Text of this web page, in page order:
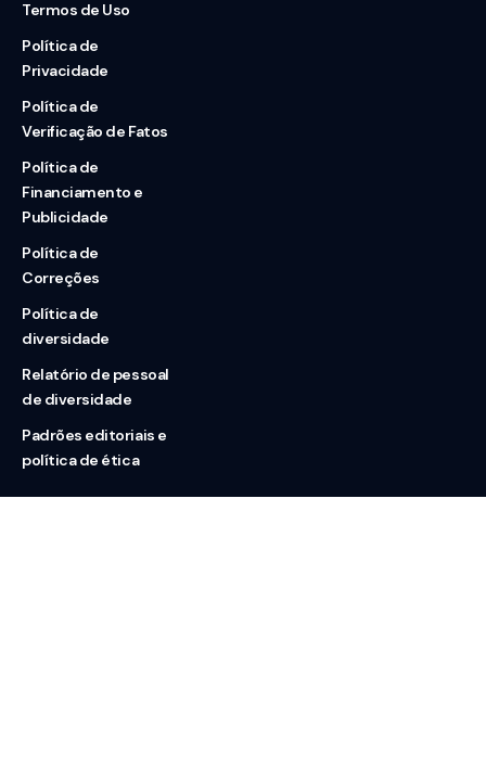
Termos de Uso
Política de
Privacidade
Política de
Verificação de Fatos
Política de
Financiamento e
Publicidade
Política de
Correções
Política de
diversidade
Relatório de pessoal
de diversidade
Padrões editoriais e
política de ética